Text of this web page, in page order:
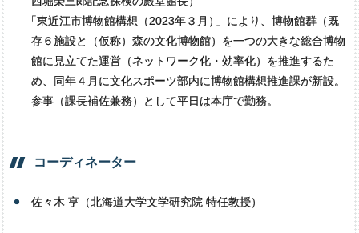
「東近江市博物館構想（2023年３月 ） 」により、博物館群（既
存６施設と（仮称）森の文化博物館）を一つの大きな総合博物
館に見立てた運営（ネットワーク化・効率化）を推進するた
め、同年４月に文化スポーツ部内に博物館構想推進課が新設。
参事（課長補佐兼務）として平日は本庁で勤務。
コーディネーター
佐々木 亨（北海道大学文学研究院 特任教授）